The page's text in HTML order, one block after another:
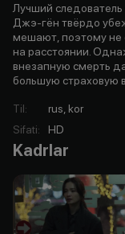
Лучший
Джэ-гён твёрдо
мешают, поэтому не
на расстоянии.
внезапную смерть
большую страховую
Til:
rus, kor
Sifati: HD
Kadrlar